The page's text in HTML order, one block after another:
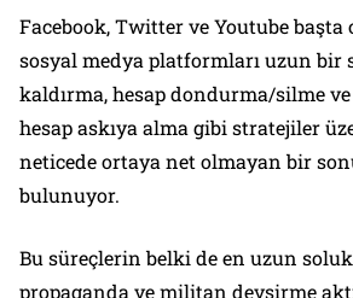
Facebook, Twitter ve Youtube başta
sosyal medya platformları uzun bir
kaldırma, hesap dondurma/silme
hesap askıya alma gibi stratejiler
neticede ortaya net olmayan bir
bulunuyor.
Bu süreçlerin belki de en uzun
propaganda ve militan devşirme